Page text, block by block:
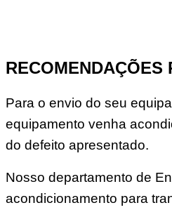
RECOMENDAÇÕES
Para o envio do seu
equipamento venha
do defeito apresentado.
Nosso departamento de
acondicionamento para